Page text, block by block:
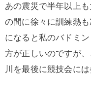
あの震災で半年以上
の間に徐々に訓練熱
になると私のバドミ
方が正しいのですが
川を最後に競技会には